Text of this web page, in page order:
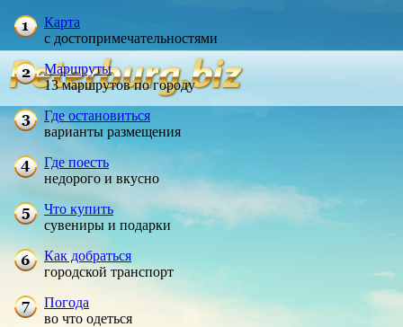
Карта
с достопримечательностями
Маршруты
13 маршрутов по городу
Где остановиться
варианты размещения
Где поесть
недорого и вкусно
Что купить
сувениры и подарки
Как добраться
городской транспорт
Погода
во что одеться